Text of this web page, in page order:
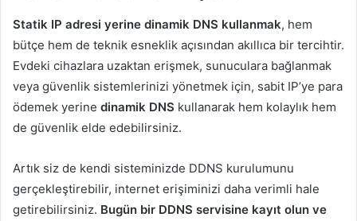
Statik IP adresi yerine dinamik DNS kullanmak, hem
bütçe hem de teknik esneklik açısından akıllıca bir tercihtir.
Evdeki cihazlara uzaktan erişmek, sunuculara bağlanmak
veya güvenlik sistemlerinizi yönetmek için, sabit IP’ye para
ödemek yerine dinamik DNS kullanarak hem kolaylık hem
de güvenlik elde edebilirsiniz.
Artık siz de kendi sisteminizde DDNS kurulumunu
gerçekleştirebilir, internet erişiminizi daha verimli hale
getirebilirsiniz. Bugün bir DDNS servisine kayıt olun ve